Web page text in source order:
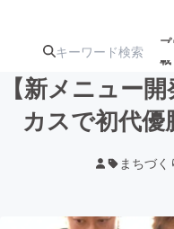
ターン
注目
ジェク
【新メニュー
カスで初代優
まちづ